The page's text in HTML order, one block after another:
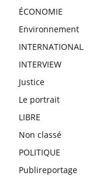
ÉCONOMIE
Environnement
INTERNATIONAL
INTERVIEW
Justice
Le portrait
LIBRE
Non classé
POLITIQUE
Publireportage